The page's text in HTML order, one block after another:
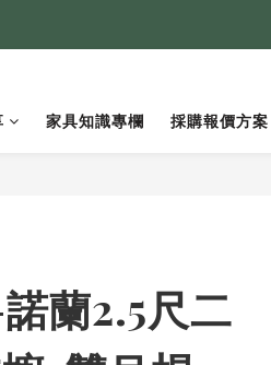
家具知識專欄 採購報價方案
蘭2.5尺二